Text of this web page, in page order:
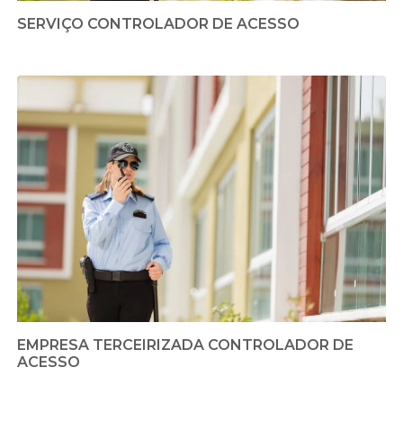
SERVIÇO CONTROLADOR DE ACESSO
EMPRESA TERCEIRIZADA CONTROLADOR DE
ACESSO